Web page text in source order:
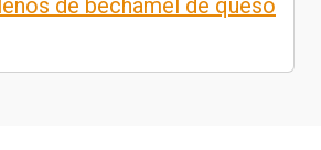
de bechamel de queso